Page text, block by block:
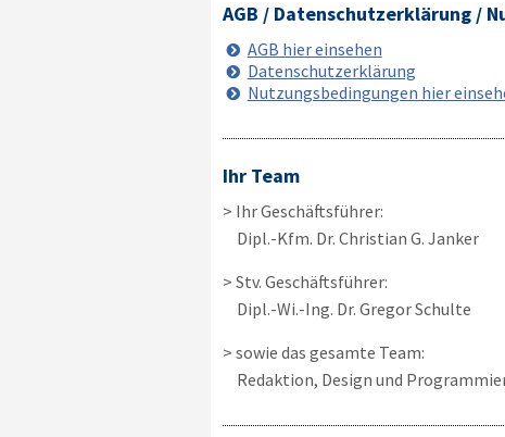
AGB / Datenschutzerklärung /
AGB hier einsehen
Datenschutzerklärung
Nutzungsbedingungen hier
Ihr Team
> Ihr Geschäftsführer:
Dipl.-Kfm. Dr. Christian G. Janker
> Stv. Geschäftsführer:
Dipl.-Wi.-Ing. Dr. Gregor Schulte
> sowie das gesamte Team:
Redaktion, Design und